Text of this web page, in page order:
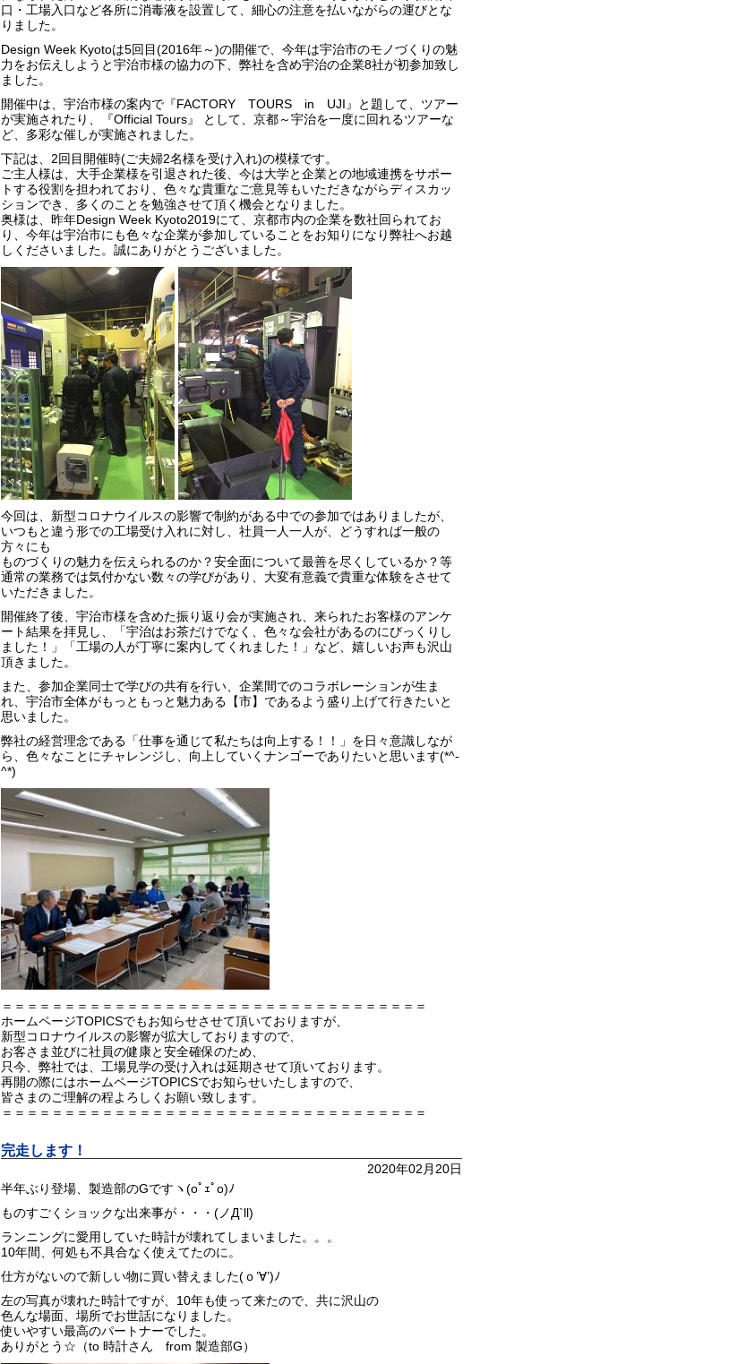
口・工場入口など各所に消毒液を設置して、細心の注意を払いながらの運びとな
りました。
Design Week Kyotoは5回目(2016年～)の開催で、今年は宇治市のモノづくりの魅
力をお伝えしようと宇治市様の協力の下、弊社を含め宇治の企業8社が初参加致し
ました。
開催中は、宇治市様の案内で『FACTORY TOURS in UJI』と題して、ツアー
が実施されたり、『Official Tours』 として、京都～宇治を一度に回れるツアーな
ど、多彩な催しが実施されました。
下記は、2回目開催時(ご夫婦2名様を受け入れ)の模様です。
ご主人様は、大手企業様を引退された後、今は大学と企業との地域連携をサポー
トする役割を担われており、色々な貴重なご意見等もいただきながらディスカッ
ションでき、多くのことを勉強させて頂く機会となりました。
奥様は、昨年Design Week Kyoto2019にて、京都市内の企業を数社回られてお
り、今年は宇治市にも色々な企業が参加していることをお知りになり弊社へお越
しくださいました。誠にありがとうございました。
今回は、新型コロナウイルスの影響で制約がある中での参加ではありましたが、
いつもと違う形での工場受け入れに対し、社員一人一人が、どうすれば一般の
方々にも
ものづくりの魅力を伝えられるのか？安全面について最善を尽くしているか？等
通常の業務では気付かない数々の学びがあり、大変有意義で貴重な体験をさせて
いただきました。
開催終了後、宇治市様を含めた振り返り会が実施され、来られたお客様のアンケ
ート結果を拝見し、「宇治はお茶だけでなく、色々な会社があるのにびっくりし
ました！」「工場の人が丁寧に案内してくれました！」など、嬉しいお声も沢山
頂きました。
また、参加企業同士で学びの共有を行い、企業間でのコラボレーションが生ま
れ、宇治市全体がもっともっと魅力ある【市】であるよう盛り上げて行きたいと
思いました。
弊社の経営理念である「仕事を通じて私たちは向上する！！」を日々意識しなが
ら、色々なことにチャレンジし、向上していくナンゴーでありたいと思います(*^-
^*)
＝＝＝＝＝＝＝＝＝＝＝＝＝＝＝＝＝＝＝＝＝＝＝＝＝＝＝＝＝＝＝＝＝＝
ホームページTOPICSでもお知らせさせて頂いておりますが、
新型コロナウイルスの影響が拡大しておりますので、
お客さま並びに社員の健康と安全確保のため、
只今、弊社では、工場見学の受け入れは延期させて頂いております。
再開の際にはホームページTOPICSでお知らせいたしますので、
皆さまのご理解の程よろしくお願い致します。
＝＝＝＝＝＝＝＝＝＝＝＝＝＝＝＝＝＝＝＝＝＝＝＝＝＝＝＝＝＝＝＝＝＝
完走します！
2020年02月20日
半年ぶり登場、製造部のGですヽ(oﾟｪﾟo)ﾉ
ものすごくショックな出来事が・・・(ノД`ll)
ランニングに愛用していた時計が壊れてしまいました。。。
10年間、何処も不具合なく使えてたのに。
仕方がないので新しい物に買い替えました(ｏ’∀’)ﾉ
左の写真が壊れた時計ですが、10年も使って来たので、共に沢山の
色んな場面、場所でお世話になりました。
使いやすい最高のパートナーでした。
ありがとう☆（to 時計さん from 製造部G）